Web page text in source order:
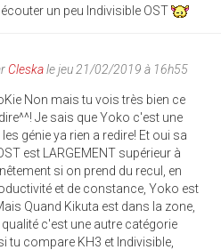
un peu Indivisible OST
Cleskale jeu 21/02/2019 à 16h55
Non mais tu vois très bien ce
Je sais que Yoko c'est une
génie ya rien a redire! Et oui sa
est LARGEMENT supérieur à
si on prend du recul, en
et de constance, Yoko est
Quand Kikuta est dans la zone,
qualité c'est une autre catégorie
tu compare KH3 et Indivisible,